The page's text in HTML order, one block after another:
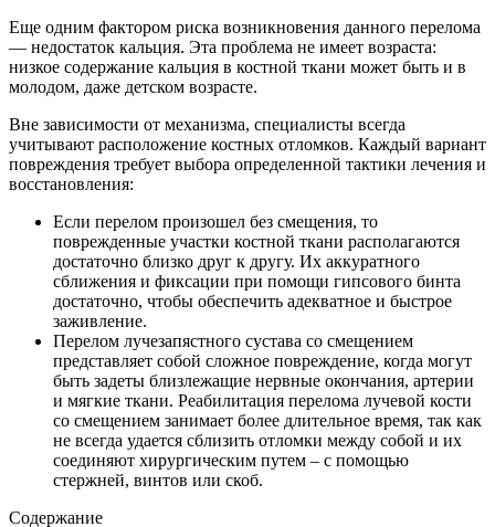
Еще одним фактором риска возникновения данного перелома
— недостаток кальция. Эта проблема не имеет возраста:
низкое содержание кальция в костной ткани может быть и в
молодом, даже детском возрасте.
Вне зависимости от механизма, специалисты всегда
учитывают расположение костных отломков. Каждый вариант
повреждения требует выбора определенной тактики лечения и
восстановления:
Если перелом произошел без смещения, то
поврежденные участки костной ткани располагаются
достаточно близко друг к другу. Их аккуратного
сближения и фиксации при помощи гипсового бинта
достаточно, чтобы обеспечить адекватное и быстрое
заживление.
Перелом лучезапястного сустава со смещением
представляет собой сложное повреждение, когда могут
быть задеты близлежащие нервные окончания, артерии
и мягкие ткани. Реабилитация перелома лучевой кости
со смещением занимает более длительное время, так как
не всегда удается сблизить отломки между собой и их
соединяют хирургическим путем – с помощью
стержней, винтов или скоб.
Содержание